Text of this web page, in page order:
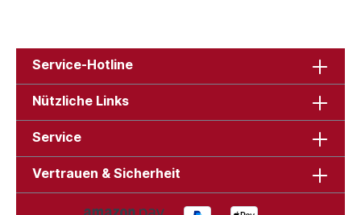
Service-Hotline
Nützliche Links
Service
Vertrauen & Sicherheit